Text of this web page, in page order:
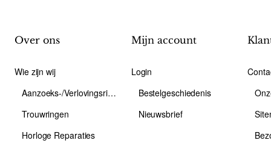
Over ons
Wie zijn wij
Aanzoeks-/Verlovingsring
Trouwringen
Horloge Reparaties
Mijn account
Login
Bestelgeschiedenis
Nieuwsbrief